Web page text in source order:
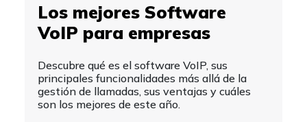
Los mejores Software
VoIP para empresas
Descubre qué es el software VoIP, sus
principales funcionalidades más allá de la
gestión de llamadas, sus ventajas y cuáles
son los mejores de este año.